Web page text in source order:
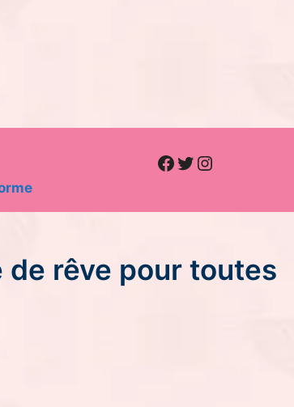
Facebook
Twitter
Instagram
de rêve pour toutes